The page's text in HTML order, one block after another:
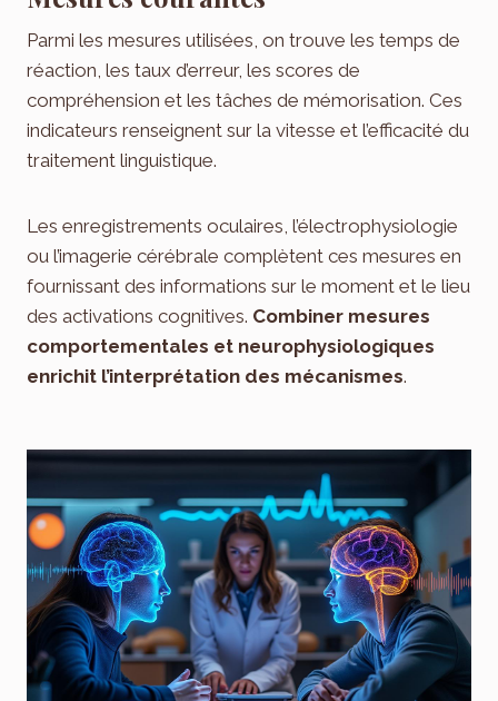
Parmi les mesures utilisées, on trouve les temps de
réaction, les taux d’erreur, les scores de
compréhension et les tâches de mémorisation. Ces
indicateurs renseignent sur la vitesse et l’efficacité du
traitement linguistique.
Les enregistrements oculaires, l’électrophysiologie
ou l’imagerie cérébrale complètent ces mesures en
fournissant des informations sur le moment et le lieu
des activations cognitives. Combiner mesures
comportementales et neurophysiologiques
enrichit l’interprétation des mécanismes.